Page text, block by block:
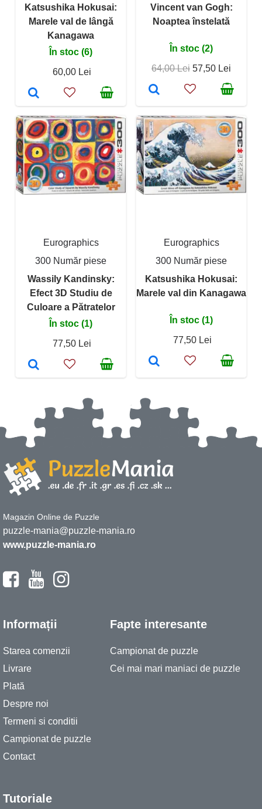
Katsushika Hokusai:
Marele val de lângă
Kanagawa
În stoc (6)
60,00 Lei
Vincent van Gogh:
Noaptea înstelată
În stoc (2)
64,00 Lei 57,50 Lei
Eurographics
300 Număr piese
Wassily Kandinsky:
Efect 3D Studiu de
Culoare a Pătratelor
În stoc (1)
77,50 Lei
Eurographics
300 Număr piese
Katsushika Hokusai:
Marele val din Kanagawa
În stoc (1)
77,50 Lei
Magazin Online de Puzzle
puzzle-mania@puzzle-mania.ro
www.puzzle-mania.ro
Informații
Starea comenzii
Livrare
Plată
Despre noi
Termeni si conditii
Campionat de puzzle
Contact
Fapte interesante
Campionat de puzzle
Cei mai mari maniaci de puzzle
Tutoriale